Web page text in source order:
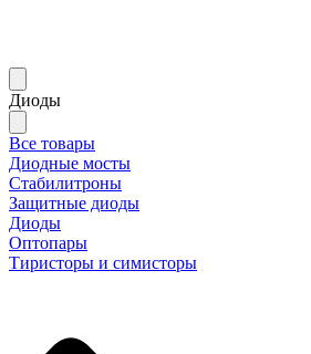
Диоды
Все товары
Диодные мосты
Стабилитроны
Защитные диоды
Диоды
Оптопары
Тиристоры и симисторы